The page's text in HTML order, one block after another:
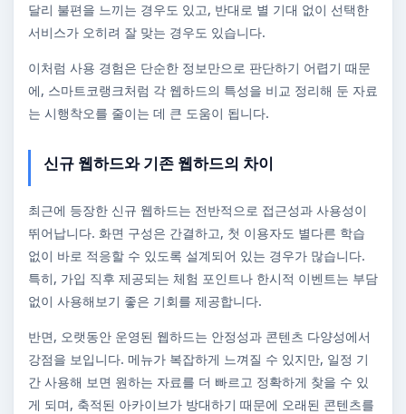
달리 불편을 느끼는 경우도 있고, 반대로 별 기대 없이 선택한
서비스가 오히려 잘 맞는 경우도 있습니다.
이처럼 사용 경험은 단순한 정보만으로 판단하기 어렵기 때문
에, 스마트코랭크처럼 각 웹하드의 특성을 비교 정리해 둔 자료
는 시행착오를 줄이는 데 큰 도움이 됩니다.
신규 웹하드와 기존 웹하드의 차이
최근에 등장한 신규 웹하드는 전반적으로 접근성과 사용성이
뛰어납니다. 화면 구성은 간결하고, 첫 이용자도 별다른 학습
없이 바로 적응할 수 있도록 설계되어 있는 경우가 많습니다.
특히, 가입 직후 제공되는 체험 포인트나 한시적 이벤트는 부담
없이 사용해보기 좋은 기회를 제공합니다.
반면, 오랫동안 운영된 웹하드는 안정성과 콘텐츠 다양성에서
강점을 보입니다. 메뉴가 복잡하게 느껴질 수 있지만, 일정 기
간 사용해 보면 원하는 자료를 더 빠르고 정확하게 찾을 수 있
게 되며, 축적된 아카이브가 방대하기 때문에 오래된 콘텐츠를